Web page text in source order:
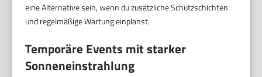
eine Alternative sein, wenn du zusätzliche Schutzschichten
und regelmäßige Wartung einplanst.
Temporäre Events mit starker
Sonneneinstrahlung